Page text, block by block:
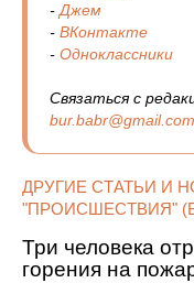
-Джем
- ВКонтакте
- Одноклассники
Связаться с
bur.babr@gmail.com
ДРУГИЕ СТАТЬИ И
"ПРОИСШЕСТВИЯ"
Три человека
горения на